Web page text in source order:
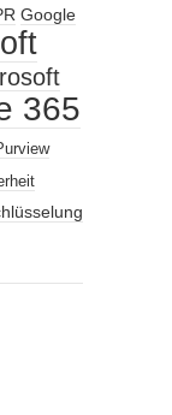
Google
365